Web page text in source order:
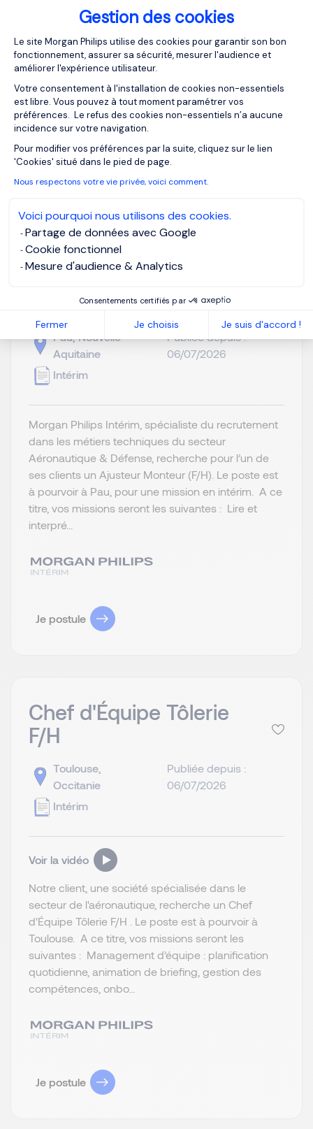
Gestion des cookies
Plateforme de Gestion du
Le site Morgan Philips utilise des cookies pour garantir son bon
fonctionnement, assurer sa sécurité, mesurer l'audience et
améliorer l'expérience utilisateur.
Votre consentement à l'installation de cookies non-essentiels
est libre. Vous pouvez à tout moment paramétrer vos
préférences. Le refus des cookies non-essentiels n’a aucune
incidence sur votre navigation.
Pour modifier vos préférences par la suite, cliquez sur le lien
'Cookies' situé dans le pied de page.
Nous respectons votre vie privée, voici comment.
Voici pourquoi nous utilisons des cookies.
Partage de données avec Google
Cookie fonctionnel
Mesure d'audience & Analytics
Consentements certifiés par
Fermer Je choisis Je suis d'accord !
Notre client, une société spécialisée dans le
domaine de l'aéronautique, Recherche un Tourneur
CN F/H. A ce titre, vos missions seront les
suivantes : Lire et interpréter un plan mécanique et
un dossier de fabrication. Régler la machine :
outillages, origines, correcteurs, paramètres de
coupe. ...
Ajusteur Monteur F/H
Pau, Nouvelle-
Aquitaine
Intérim
Publiée depuis :
06/07/2026
Morgan Philips Intérim, spécialiste du recrutement
dans les métiers techniques du secteur
Aéronautique & Défense, recherche pour l’un de
ses clients un Ajusteur Monteur (F/H). Le poste est
à pourvoir à Pau, pour une mission en intérim. A ce
titre, vos missions seront les suivantes : Lire et
interpré...
Je postule
Chef d'Équipe Tôlerie
F/H
Toulouse,
Occitanie
Intérim
Publiée depuis :
06/07/2026
Voir la vidéo
Notre client, une société spécialisée dans le
secteur de l'aéronautique, recherche un Chef
d'Équipe Tôlerie F/H . Le poste est à pourvoir à
Toulouse. A ce titre, vos missions seront les
suivantes : Management d’équipe : planification
quotidienne, animation de briefing, gestion des
compétences, onbo...
Je postule